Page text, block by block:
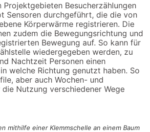
Projektgebieten Besucherzählungen
Sensoren durchgeführt, die die von
Körperwärme registrieren. Die
zudem die Bewegungsrichtung und
Bewegung auf. So kann für
wiedergegeben werden, zu
Nachtzeit Personen einen
welche Richtung genutzt haben. So
aber auch Wochen- und
Nutzung verschiedener Wege
mithilfe einer Klemmschelle an einem Baum